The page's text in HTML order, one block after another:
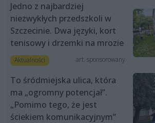
Jedno z najbardziej
niezwykłych przedszkoli w
Szczecinie. Dwa języki, kort
tenisowy i drzemki na mrozie
Aktualności art. sponsorowany
To śródmiejska ulica, która
ma „ogromny potencjał”.
„Pomimo tego, że jest
ściekiem komunikacyjnym”